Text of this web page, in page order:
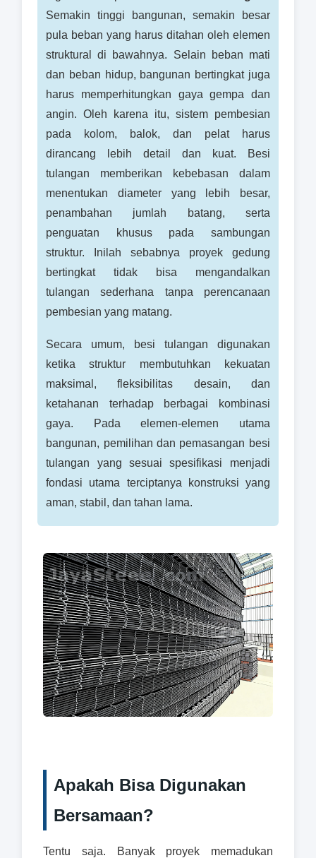
Semakin tinggi bangunan, semakin besar
pula beban yang harus ditahan oleh elemen
struktural di bawahnya. Selain beban mati
dan beban hidup, bangunan bertingkat juga
harus memperhitungkan gaya gempa dan
angin. Oleh karena itu, sistem pembesian
pada kolom, balok, dan pelat harus
dirancang lebih detail dan kuat. Besi
tulangan memberikan kebebasan dalam
menentukan diameter yang lebih besar,
penambahan jumlah batang, serta
penguatan khusus pada sambungan
struktur. Inilah sebabnya proyek gedung
bertingkat tidak bisa mengandalkan
tulangan sederhana tanpa perencanaan
pembesian yang matang.
Secara umum, besi tulangan digunakan
ketika struktur membutuhkan kekuatan
maksimal, fleksibilitas desain, dan
ketahanan terhadap berbagai kombinasi
gaya. Pada elemen-elemen utama
bangunan, pemilihan dan pemasangan besi
tulangan yang sesuai spesifikasi menjadi
fondasi utama terciptanya konstruksi yang
aman, stabil, dan tahan lama.
Apakah Bisa Digunakan
Bersamaan?
Tentu saja. Banyak proyek memadukan